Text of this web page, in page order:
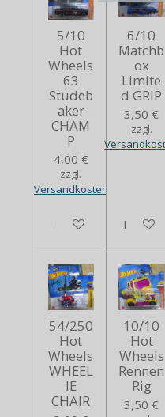
5/10
Hot
Wheels
63
Studeb
aker
CHAM
P
4,00 €
zzgl.
Versandkosten
In den Warenkorb
6/10
Matchb
ox
Limite
d GRIP
3,50 €
zzgl.
Bei
54/250
Hot
Wheels
WHEEL
IE
CHAIR
10/10
Hot
Wheels
Rennen
Rig
3,50 €